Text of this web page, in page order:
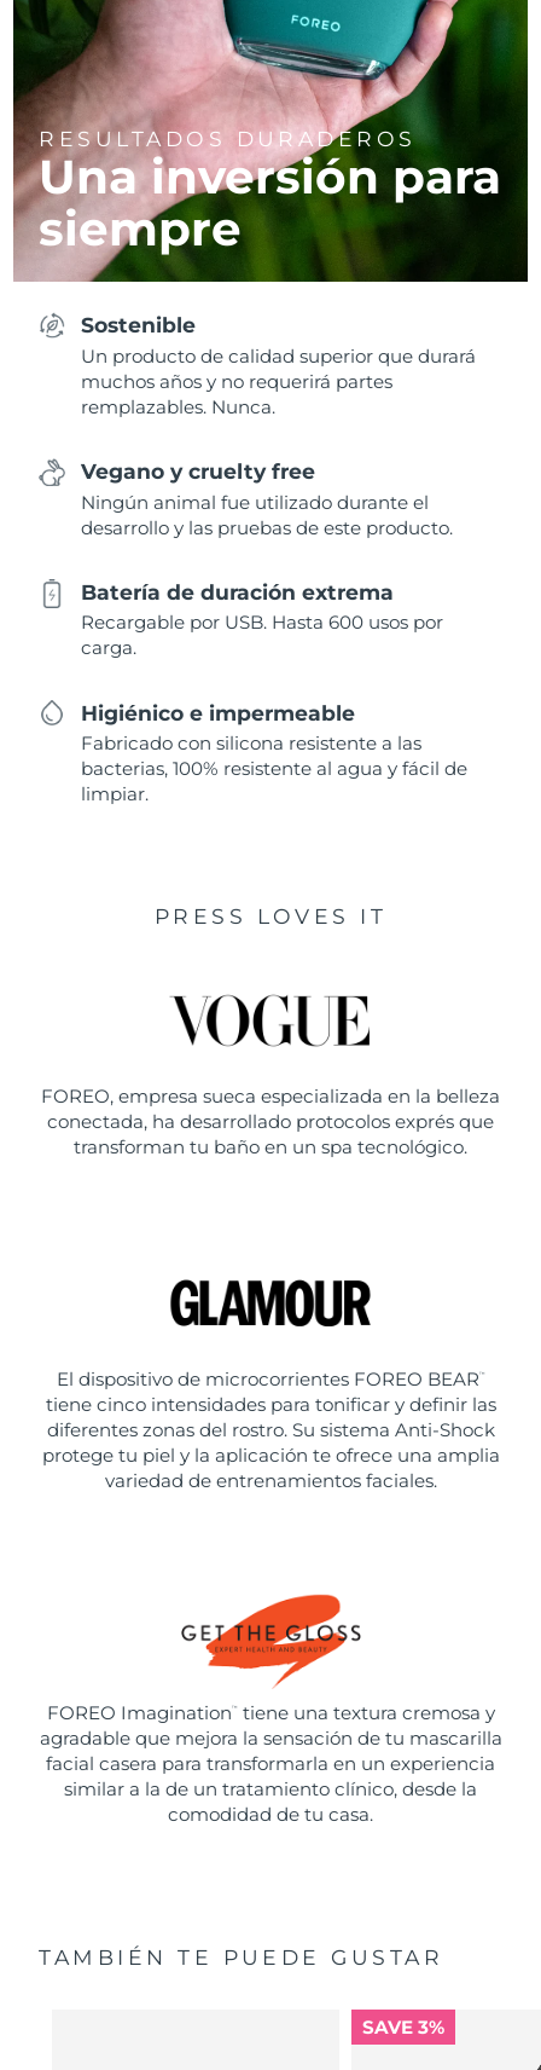
RESULTADOS DURADEROS
Una inversión para
siempre
Sostenible
Un producto de calidad superior que durará
muchos años y no requerirá partes
remplazables. Nunca.
Vegano y cruelty free
Ningún animal fue utilizado durante el
desarrollo y las pruebas de este producto.
Batería de duración extrema
Recargable por USB. Hasta 600 usos por
carga.
Higiénico e impermeable
Fabricado con silicona resistente a las
bacterias, 100% resistente al agua y fácil de
limpiar.
PRESS LOVES IT
FOREO, empresa sueca especializada en la belleza
conectada, ha desarrollado protocolos exprés que
transforman tu baño en un spa tecnológico.
El dispositivo de microcorrientes FOREO BEAR ™
tiene cinco intensidades para tonificar y definir las
diferentes zonas del rostro. Su sistema Anti-Shock
protege tu piel y la aplicación te ofrece una amplia
variedad de entrenamientos faciales.
FOREO Imagination ™
tiene una textura cremosa y
agradable que mejora la sensación de tu mascarilla
facial casera para transformarla en un experiencia
similar a la de un tratamiento clínico, desde la
comodidad de tu casa.
TAMBIÉN TE PUEDE GUSTAR
SAVE 3%